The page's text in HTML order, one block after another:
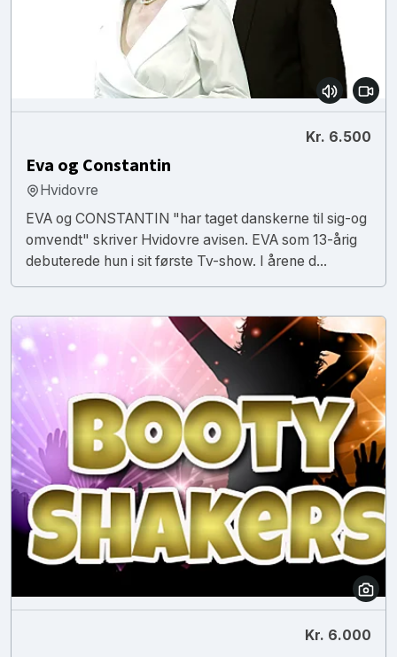
Kr. 6.500
Eva og Constantin
Hvidovre
EVA og CONSTANTIN "har taget danskerne til sig-og
omvendt" skriver Hvidovre avisen. EVA som 13-årig
debuterede hun i sit første Tv-show. I årene d...
Kr. 6.000